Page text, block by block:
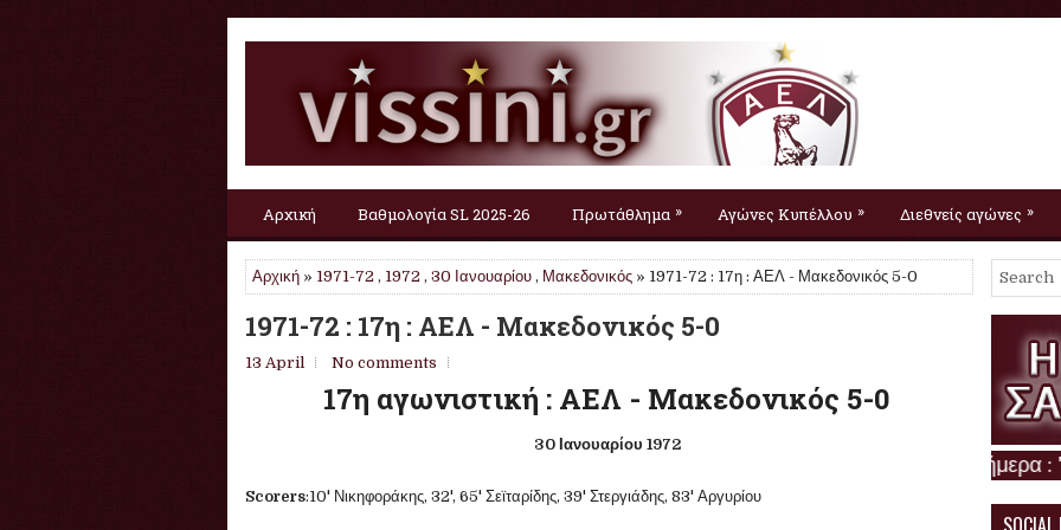
Αρχική Βαθμολογία SL 2025-26 Πρωτάθλημα » Αγώνες Κυπέλλου » Διεθνείς αγώνες »
Αρχική » 1971-72 , 1972 , 30 Ιανουαρίου , Μακεδονικός » 1971-72 : 17η : ΑΕΛ - Μακεδονικός 5-0
1971-72 : 17η : ΑΕΛ - Μακεδονικός 5-0
13 April No comments
17η αγωνιστική : ΑΕΛ - Μακεδονικός 5-0
30 Ιανουαρίου 1972
Scorers:10' Νικηφοράκης, 32', 65' Σεϊταρίδης, 39' Στεργιάδης, 83' Αργυρίου